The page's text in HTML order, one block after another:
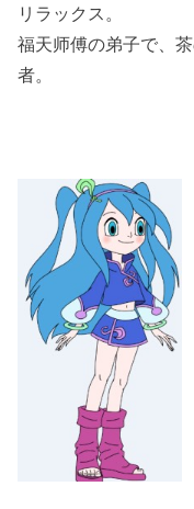
リラックス。
福天师傅の弟子で、
者。